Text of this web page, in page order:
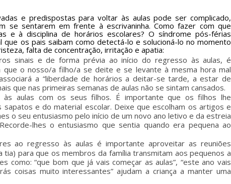
e predispostas para voltar às aulas pode ser complicado,
se sentarem em frente à escrivaninha. Como fazer com que
e à disciplina de horários escolares? O síndrome pós-férias
os pais saibam como detectá-lo e solucioná-lo no momento
falta de concentração, irritação e apatia:
sinais e de forma prévia ao início do regresso às aulas, é
que o nosso/a filho/a se deite e se levante à mesma hora mal
a “liberdade de horários a deitar-se tarde, a estar de
que nas primeiras semanas de aulas não se sintam cansados.
aulas com os seus filhos. É importante que os filhos lhe
sapatos e do material escolar. Deixe que escolham os artigos e
o seu entusiasmo pelo início de um novo ano letivo e da estreia
lhes o entusiasmo que sentia quando era pequena ao
ao regresso às aulas é importante aproveitar as reuniões
para que os membros da família transmitam aos pequenos a
como: “que bom que já vais começar as aulas”, “este ano vais
coisas muito interessantes” ajudam a criança a manter uma